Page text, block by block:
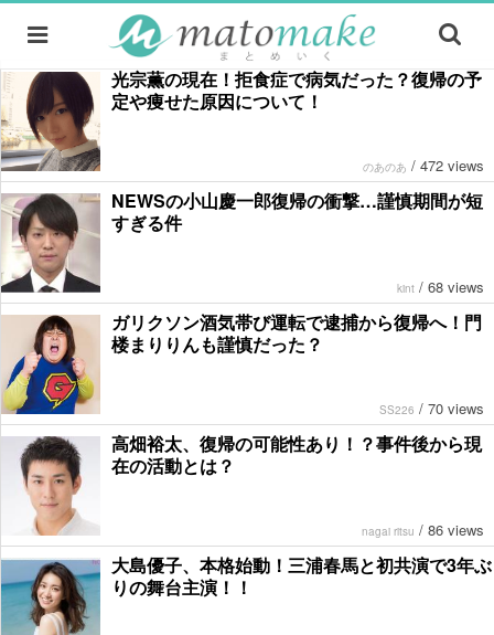
光宗薫の現在！拒食症で病気だった？復帰の予
定や痩せた原因について！
のあのあ / 472 views
NEWSの小山慶一郎復帰の衝撃…謹慎期間が短
すぎる件
kint / 68 views
ガリクソン酒気帯び運転で逮捕から復帰へ！門
楼まりりんも謹慎だった？
SS226 / 70 views
高畑裕太、復帰の可能性あり！？事件後から現
在の活動とは？
nagai ritsu / 86 views
大島優子、本格始動！三浦春馬と初共演で3年ぶ
りの舞台主演！！